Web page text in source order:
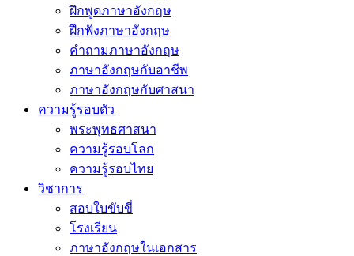
ฝึกพูดภาษาอังกฤษ
ฝึกฟังภาษาอังกฤษ
คำถามภาษาอังกฤษ
ภาษาอังกฤษกับอาชีพ
ภาษาอังกฤษกับศาสนา
ความรู้รอบตัว
พระพุทธศาสนา
ความรู้รอบโลก
ความรู้รอบไทย
วิชาการ
สอบใบขับขี่
โรงเรียน
ภาษาอังกฤษในเอกสาร